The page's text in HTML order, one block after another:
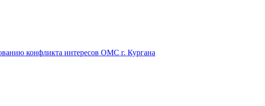
конфликта интересов ОМС г. Кургана